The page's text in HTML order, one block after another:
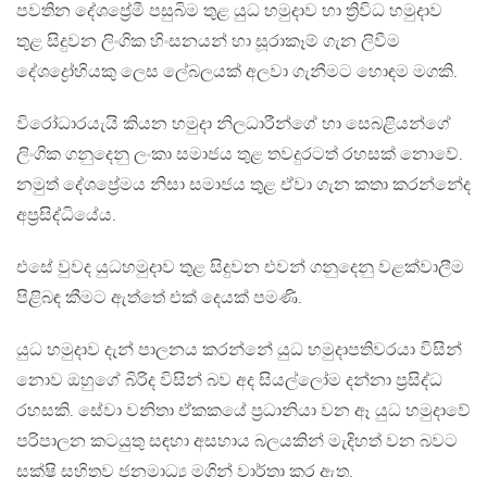
පවතින දේශප්‍රේමී පසුබිම තුළ යුධ හමුදාව හා ත්‍රිවිධ හමුදාව
තුළ සිදුවන ලිංගික හිංසනයන් හා සූරාකෑම් ගැන ලිවීම
දේශද්‍රෝහියකු ලෙස ලේබලයක් අලවා ගැනීමට හොඳම මගකි.
විරෝධාරයැයි කියන හමුදා නිලධාරීන්ගේ හා සෙබළියන්ගේ
ලිංගික ගනුදෙනු ලංකා සමාජය තුළ තවදුරටත් රහසක් නොවේ.
නමුත් දේශප්‍රේමය නිසා සමාජය තුළ ඒවා ගැන කතා කරන්නේද
අප්‍රසිද්ධියේය.
එසේ වුවද යුධහමුදාව තුළ සිදුවන එවන් ගනුදෙනු වළක්වාලීම
පිළිබඳ කීමට ඇත්තේ එක් දෙයක් පමණි.
යුධ හමුදාව දැන් පාලනය කරන්නේ යුධ හමුදාපතිවරයා විසින්
නොව ඔහුගේ බිරිද විසින් බව අද සියල්ලෝම දන්නා ප්‍රසිද්ධ
රහසකි. සේවා වනිතා ඒකකයේ ප්‍රධානියා වන ඈ යුධ හමුදාවේ
පරිපාලන කටයුතු සඳහා අසහාය බලයකින් මැදිහත් වන බවට
සක්ෂි සහිතව ජනමාධ්‍ය මගින් වාර්තා කර ඇත.